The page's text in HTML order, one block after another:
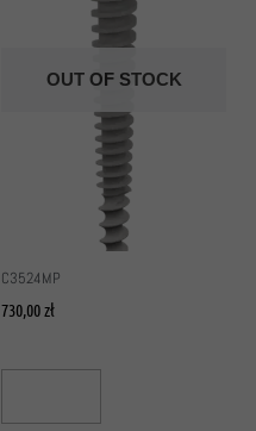
OUT OF STOCK
C3524MP
730,00zł